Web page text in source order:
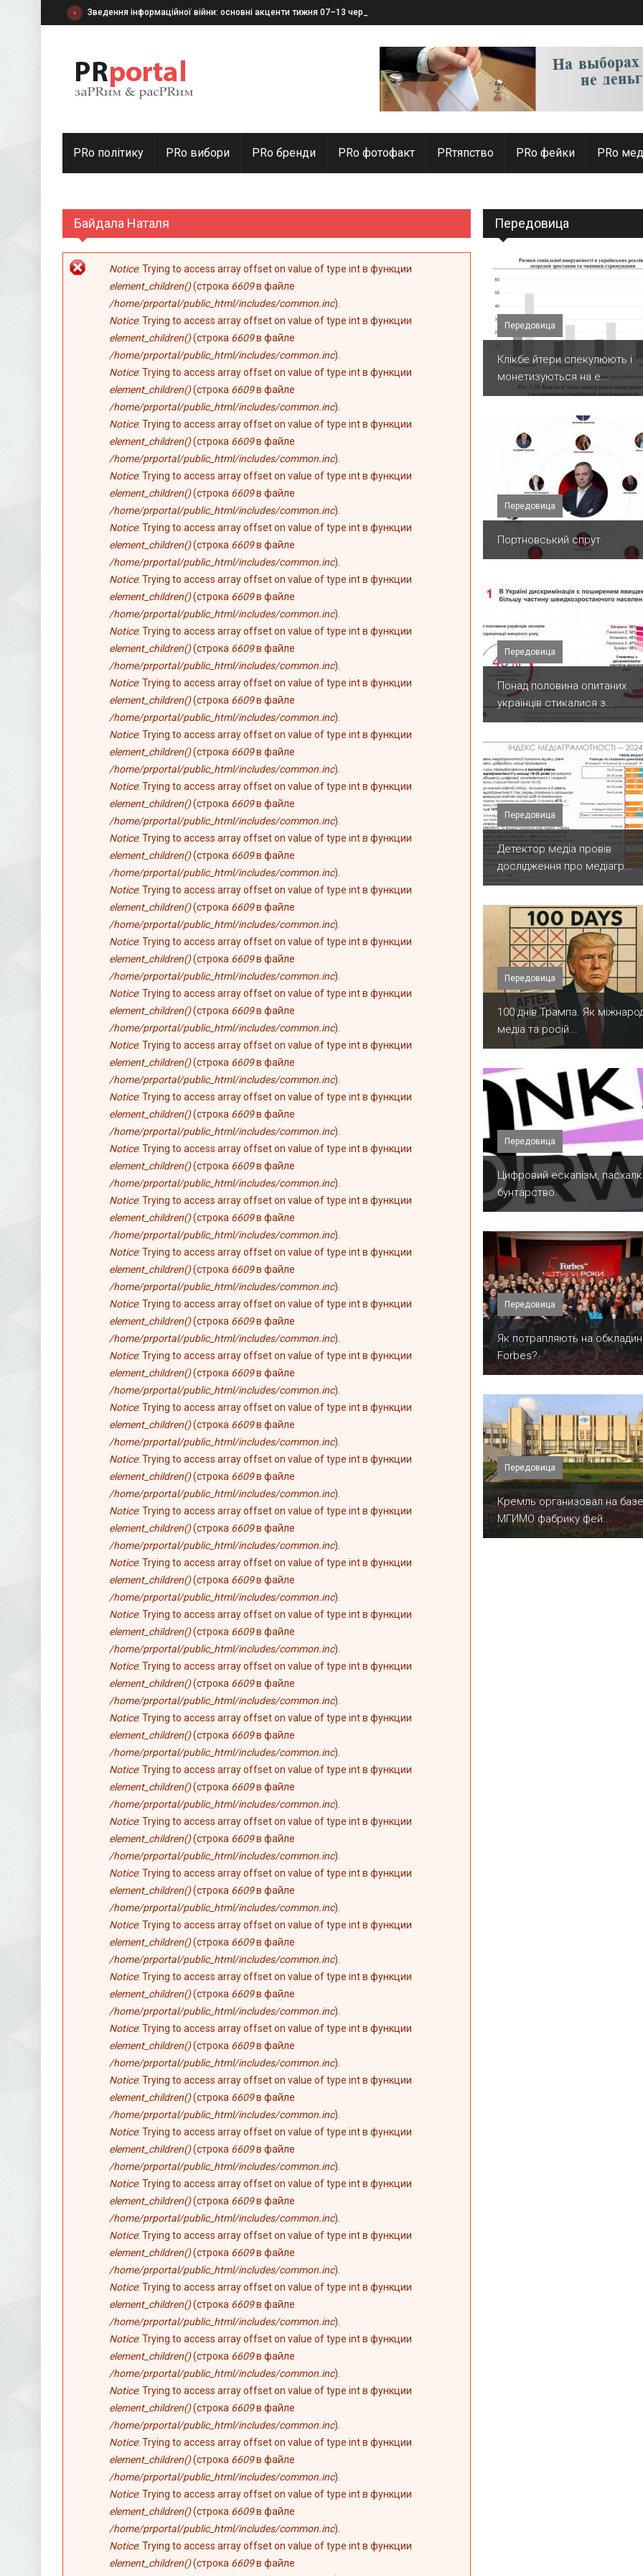
Перейти к основному содержаниюЗведення інформаційної війни: основні акценти тижня 07–13 червня 2025
PRo політику PRo вибори PRо бренди PRо фотофакт PRтяпство PRo фейки PRo
Байдала Наталя
Сообщение об ошибке
Notice: Trying to access array offset on value of type int в функции
element_children()(строка 6609в файле
/home/prportal/public_html/includes/common.inc).
Notice: Trying to access array offset on value of type int в функции
element_children()(строка 6609в файле
/home/prportal/public_html/includes/common.inc).
Notice: Trying to access array offset on value of type int в функции
element_children()(строка 6609в файле
/home/prportal/public_html/includes/common.inc).
Notice: Trying to access array offset on value of type int в функции
element_children()(строка 6609в файле
/home/prportal/public_html/includes/common.inc).
Notice: Trying to access array offset on value of type int в функции
element_children()(строка 6609в файле
/home/prportal/public_html/includes/common.inc).
Notice: Trying to access array offset on value of type int в функции
element_children()(строка 6609в файле
/home/prportal/public_html/includes/common.inc).
Notice: Trying to access array offset on value of type int в функции
element_children()(строка 6609в файле
/home/prportal/public_html/includes/common.inc).
Notice: Trying to access array offset on value of type int в функции
element_children()(строка 6609в файле
/home/prportal/public_html/includes/common.inc).
Notice: Trying to access array offset on value of type int в функции
element_children()(строка 6609в файле
/home/prportal/public_html/includes/common.inc).
Notice: Trying to access array offset on value of type int в функции
element_children()(строка 6609в файле
/home/prportal/public_html/includes/common.inc).
Notice: Trying to access array offset on value of type int в функции
element_children()(строка 6609в файле
/home/prportal/public_html/includes/common.inc).
Notice: Trying to access array offset on value of type int в функции
element_children()(строка 6609в файле
/home/prportal/public_html/includes/common.inc).
Notice: Trying to access array offset on value of type int в функции
element_children()(строка 6609в файле
/home/prportal/public_html/includes/common.inc).
Notice: Trying to access array offset on value of type int в функции
element_children()(строка 6609в файле
/home/prportal/public_html/includes/common.inc).
Notice: Trying to access array offset on value of type int в функции
element_children()(строка 6609в файле
/home/prportal/public_html/includes/common.inc).
Notice: Trying to access array offset on value of type int в функции
element_children()(строка 6609в файле
/home/prportal/public_html/includes/common.inc).
Notice: Trying to access array offset on value of type int в функции
element_children()(строка 6609в файле
/home/prportal/public_html/includes/common.inc).
Notice: Trying to access array offset on value of type int в функции
element_children()(строка 6609в файле
/home/prportal/public_html/includes/common.inc).
Notice: Trying to access array offset on value of type int в функции
element_children()(строка 6609в файле
/home/prportal/public_html/includes/common.inc).
Notice: Trying to access array offset on value of type int в функции
element_children()(строка 6609в файле
/home/prportal/public_html/includes/common.inc).
Notice: Trying to access array offset on value of type int в функции
element_children()(строка 6609в файле
/home/prportal/public_html/includes/common.inc).
Notice: Trying to access array offset on value of type int в функции
element_children()(строка 6609в файле
/home/prportal/public_html/includes/common.inc).
Notice: Trying to access array offset on value of type int в функции
element_children()(строка 6609в файле
/home/prportal/public_html/includes/common.inc).
Notice: Trying to access array offset on value of type int в функции
element_children()(строка 6609в файле
/home/prportal/public_html/includes/common.inc).
Notice: Trying to access array offset on value of type int в функции
element_children()(строка 6609в файле
/home/prportal/public_html/includes/common.inc).
Notice: Trying to access array offset on value of type int в функции
element_children()(строка 6609в файле
/home/prportal/public_html/includes/common.inc).
Notice: Trying to access array offset on value of type int в функции
element_children()(строка 6609в файле
/home/prportal/public_html/includes/common.inc).
Notice: Trying to access array offset on value of type int в функции
element_children()(строка 6609в файле
/home/prportal/public_html/includes/common.inc).
Notice: Trying to access array offset on value of type int в функции
element_children()(строка 6609в файле
/home/prportal/public_html/includes/common.inc).
Notice: Trying to access array offset on value of type int в функции
element_children()(строка 6609в файле
/home/prportal/public_html/includes/common.inc).
Notice: Trying to access array offset on value of type int в функции
element_children()(строка 6609в файле
/home/prportal/public_html/includes/common.inc).
Notice: Trying to access array offset on value of type int в функции
element_children()(строка 6609в файле
/home/prportal/public_html/includes/common.inc).
Notice: Trying to access array offset on value of type int в функции
element_children()(строка 6609в файле
/home/prportal/public_html/includes/common.inc).
Notice: Trying to access array offset on value of type int в функции
element_children()(строка 6609в файле
/home/prportal/public_html/includes/common.inc).
Notice: Trying to access array offset on value of type int в функции
element_children()(строка 6609в файле
/home/prportal/public_html/includes/common.inc).
Notice: Trying to access array offset on value of type int в функции
element_children()(строка 6609в файле
/home/prportal/public_html/includes/common.inc).
Notice: Trying to access array offset on value of type int в функции
element_children()(строка 6609в файле
/home/prportal/public_html/includes/common.inc).
Notice: Trying to access array offset on value of type int в функции
element_children()(строка 6609в файле
/home/prportal/public_html/includes/common.inc).
Notice: Trying to access array offset on value of type int в функции
element_children()(строка 6609в файле
/home/prportal/public_html/includes/common.inc).
Notice: Trying to access array offset on value of type int в функции
element_children()(строка 6609в файле
/home/prportal/public_html/includes/common.inc).
Notice: Trying to access array offset on value of type int в функции
element_children()(строка 6609в файле
/home/prportal/public_html/includes/common.inc).
Notice: Trying to access array offset on value of type int в функции
element_children()(строка 6609в файле
/home/prportal/public_html/includes/common.inc).
Notice: Trying to access array offset on value of type int в функции
element_children()(строка 6609в файле
/home/prportal/public_html/includes/common.inc).
Notice: Trying to access array offset on value of type int в функции
element_children()(строка 6609в файле
/home/prportal/public_html/includes/common.inc).
Notice: Trying to access array offset on value of type int в функции
element_children()(строка 6609в файле
Передовица
Передовица
Клікбе йтери спекулюють і
монетизуються на е...
Передовица
Портновський спрут
Передовица
Понад половина опитаних
українців стикалися з...
Передовица
Детектор медіа провів
дослідження про медіагр...
Передовица
100 днів Трампа. Як
медіа та росій...
Передовица
​Цифровий ескапізм,
бунтарство.
Передовица
​Як потрапляють на
Forbes?
Передовица
Кремль организовал на базе
МГИМО фабрику фей...